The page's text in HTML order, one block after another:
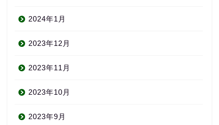
2024年1月
2023年12月
2023年11月
2023年10月
2023年9月